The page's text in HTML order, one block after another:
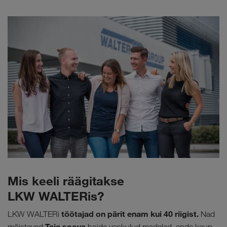
Mis keeli räägitakse
LKW WALTERis?
LKW WALTERi töötajad on pärit enam kui 40 riigist. Nad